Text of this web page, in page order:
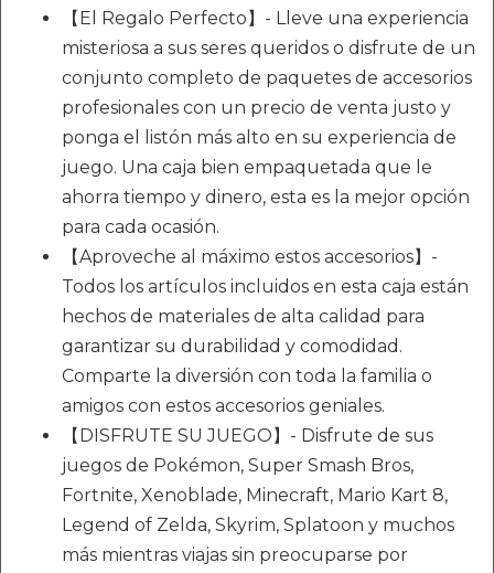
【El Regalo Perfecto】- Lleve una experiencia
misteriosa a sus seres queridos o disfrute de un
conjunto completo de paquetes de accesorios
profesionales con un precio de venta justo y
ponga el listón más alto en su experiencia de
juego. Una caja bien empaquetada que le
ahorra tiempo y dinero, esta es la mejor opción
para cada ocasión.
【Aproveche al máximo estos accesorios】-
Todos los artículos incluidos en esta caja están
hechos de materiales de alta calidad para
garantizar su durabilidad y comodidad.
Comparte la diversión con toda la familia o
amigos con estos accesorios geniales.
【DISFRUTE SU JUEGO】- Disfrute de sus
juegos de Pokémon, Super Smash Bros,
Fortnite, Xenoblade, Minecraft, Mario Kart 8,
Legend of Zelda, Skyrim, Splatoon y muchos
más mientras viajas sin preocuparse por